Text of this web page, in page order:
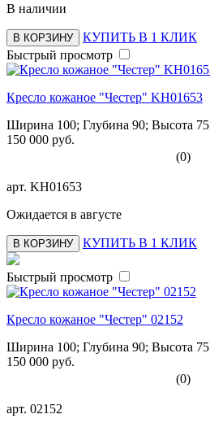
В наличии
В КОРЗИНУ
КУПИТЬ В 1 КЛИК
Быстрый просмотр
Кресло кожаное "Честер" KH01653
Ширина 100; Глубина 90; Высота 75
150 000 руб.
(0)
арт. KH01653
Ожидается в августе
В КОРЗИНУ КУПИТЬ В 1 КЛИК
Быстрый просмотр
Кресло кожаное "Честер" 02152
Ширина 100; Глубина 90; Высота 75
150 000 руб.
(0)
арт. 02152